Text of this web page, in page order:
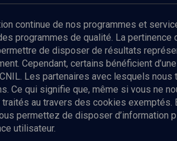
Abonnez-vous à notre
continue de nos programmes et
programmes de qualité. La
de disposer de résultats
Cependant, certains bénéficient
Les partenaires avec lesquels
Ce qui signifie que, même si vous ne
au travers des cookies exemptés.
permettez de disposer
utilisateur.